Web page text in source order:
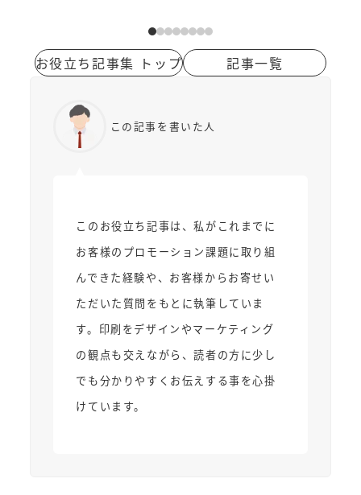
お役立ち記事集 トップ記事一覧
この記事を書いた人
このお役立ち記事は、私がこれまでに
お客様のプロモーション課題に取り組
んできた経験や、お客様からお寄せい
ただいた質問をもとに執筆していま
す。印刷をデザインやマーケティング
の観点も交えながら、読者の方に少し
でも分かりやすくお伝えする事を心掛
けています。